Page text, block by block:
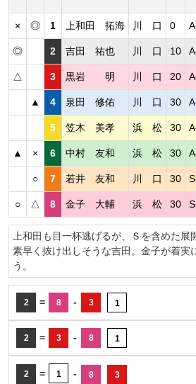
× ◎ 1 上和田 拓海 川 口 0
◎ 2 吉田 祐也 川 口 10
△ 3 黒岩 明 川 口 20
▲ 4 泉田 修佑 川 口 30
5 笠木 美孝 浜 松 30
▲ × 6 中村 友和 浜 松 30
○ 7 若井 友和 川 口 30
○ △ 8 金子 大輔 浜 松 30
上和田も目一杯逃げるが、Ｓを含めた
素早く抜け出しそうな吉田。金子が着実
う。
2 = 8 - 3 1
2 = 3 - 8 1
2 = 1 - 8 3